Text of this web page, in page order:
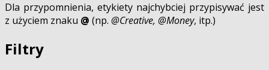
Dla przypomnienia, etykiety najchybciej przypisywać jest
z użyciem znaku @ (np. @Creative, @Money, itp.)
Filtry